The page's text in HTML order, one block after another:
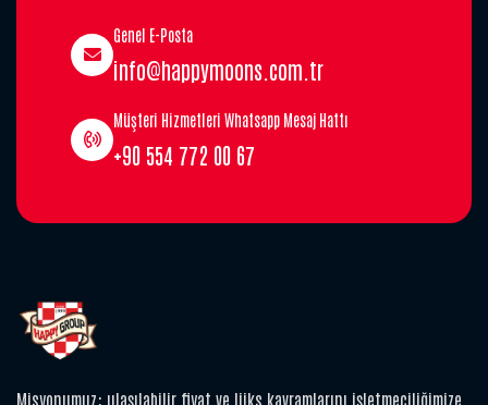
Genel E-Posta
info@happymoons.com.tr
Müşteri Hizmetleri Whatsapp Mesaj Hattı
+90 554 772 00 67
Misyonumuz; ulaşılabilir fiyat ve lüks kavramlarını işletmeciliğimize